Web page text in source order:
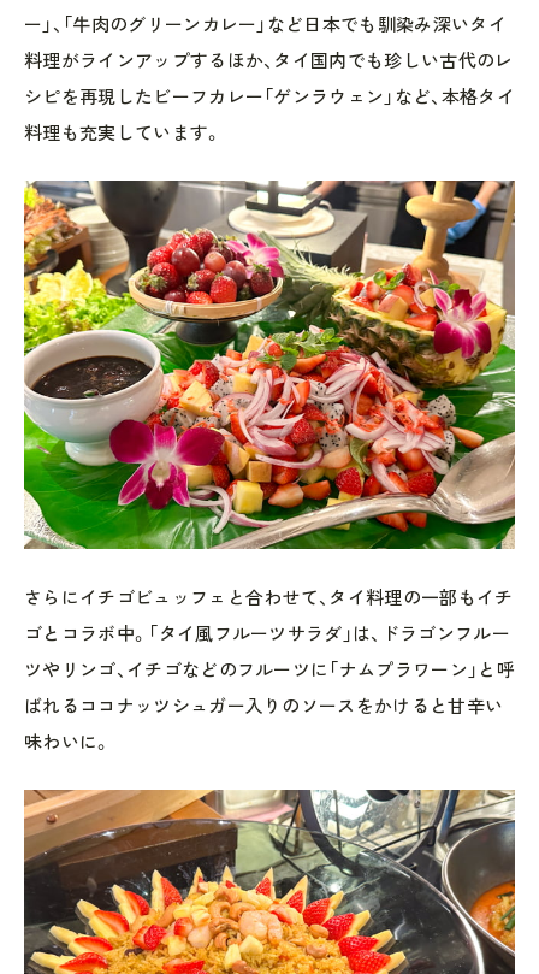
ー」、「牛肉のグリーンカレー」など日本でも馴染み深いタイ
料理がラインアップするほか、タイ国内でも珍しい古代のレ
シピを再現したビーフカレー「ゲンラウェン」など、本格タイ
料理も充実しています。
さらにイチゴビュッフェと合わせて、タイ料理の一部もイチ
ゴとコラボ中。「タイ風フルーツサラダ」は、ドラゴンフルー
ツやリンゴ、イチゴなどのフルーツに「ナムプラワーン」と呼
ばれるココナッツシュガー入りのソースをかけると甘辛い
味わいに。